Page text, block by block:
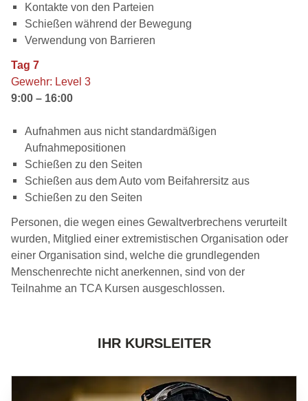
Kontakte von den Parteien
Schießen während der Bewegung
Verwendung von Barrieren
Tag 7
Gewehr: Level 3
9:00 – 16:00
Aufnahmen aus nicht standardmäßigen
Aufnahmepositionen
Schießen zu den Seiten
Schießen aus dem Auto vom Beifahrersitz aus
Schießen zu den Seiten
Personen, die wegen eines Gewaltverbrechens verurteilt
wurden, Mitglied einer extremistischen Organisation oder
einer Organisation sind, welche die grundlegenden
Menschenrechte nicht anerkennen, sind von der
Teilnahme an TCA Kursen ausgeschlossen.
IHR KURSLEITER